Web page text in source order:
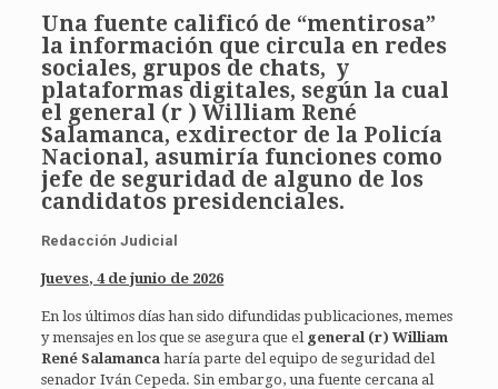
Una fuente calificó de “mentirosa”
la información que circula en redes
sociales, grupos de chats, y
plataformas digitales, según la cual
el general (r ) William René
Salamanca, exdirector de la Policía
Nacional, asumiría funciones como
jefe de seguridad de alguno de los
candidatos presidenciales.
Redacción Judicial
Jueves, 4 de junio de 2026
En los últimos días han sido difundidas publicaciones, memes
y mensajes en los que se asegura que el general (r) William
René Salamanca haría parte del equipo de seguridad del
senador Iván Cepeda. Sin embargo, una fuente cercana al